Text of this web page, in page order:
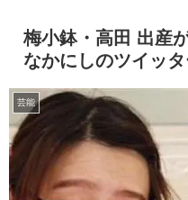
梅小鉢・高田 出産
なかにしのツイッタ
芸能